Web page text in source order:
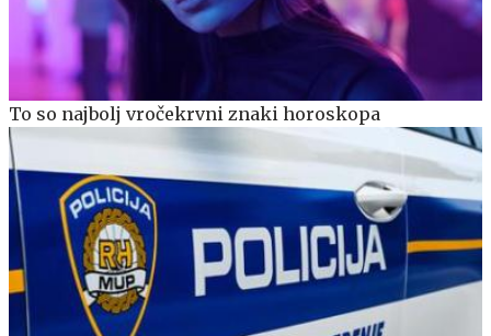
To so najbolj vročekrvni znaki horoskopa